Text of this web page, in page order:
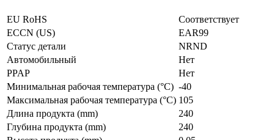
EU RoHS
Соответствует
ECCN (US)
EAR99
Статус детали
NRND
Автомобильный
Нет
PPAP
Нет
Минимальная рабочая температура (°C) -40
Максимальная рабочая температура (°C) 105
Длина продукта (mm)
240
Глубина продукта (mm)
240